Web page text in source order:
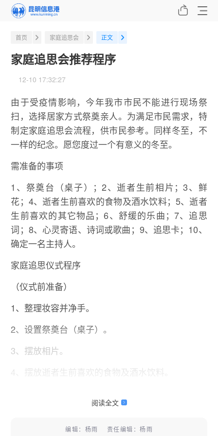
首页 家庭追思会 正文
家庭追思会推荐程序
12-10 17:32:27
由于受疫情影响，今年我市市民不能进行现场祭
扫，选择居家方式祭奠亲人。为满足市民需求，特
制定家庭追思会流程，供市民参考。同样冬至，不
一样的纪念。愿您度过一个有意义的冬至。
需准备的事项
1、祭奠台（桌子）；2、逝者生前相片；3、鲜
花；4、逝者生前喜欢的食物及酒水饮料；5、逝者
生前喜欢的其它物品；6、舒缓的乐曲；7、追思
词；8、心灵寄语、诗词或歌曲；9、追思卡；10、
确定一名主持人。
家庭追思仪式程序
（仪式前准备）
1、整理妆容并净手。
2、设置祭奠台（桌子）。
3、摆放相片。
4、摆放逝者生前喜欢的食物及酒水饮料。
阅读全文
编辑：杨雨 责任编辑：杨雨